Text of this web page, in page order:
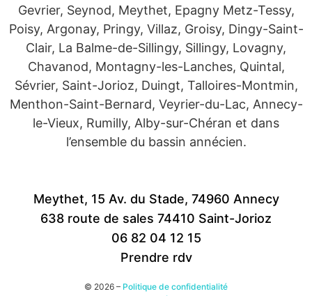
Gevrier, Seynod, Meythet, Epagny Metz-Tessy,
Poisy, Argonay, Pringy, Villaz, Groisy, Dingy-Saint-
Clair, La Balme-de-Sillingy, Sillingy, Lovagny,
Chavanod, Montagny-les-Lanches, Quintal,
Sévrier, Saint-Jorioz, Duingt, Talloires-Montmin,
Menthon-Saint-Bernard, Veyrier-du-Lac, Annecy-
le-Vieux, Rumilly, Alby-sur-Chéran et dans
l’ensemble du bassin annécien.
Meythet, 15 Av. du Stade, 74960 Annecy
638 route de sales 74410 Saint-Jorioz
06 82 04 12 15
Prendre rdv
© 2026 – Politique de confidentialité